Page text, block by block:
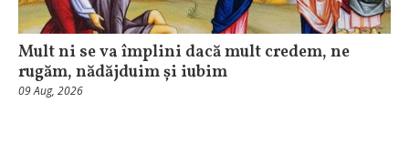
Mult ni se va împlini dacă mult credem, ne
rugăm, nădăjduim și iubim
09 Aug, 2026